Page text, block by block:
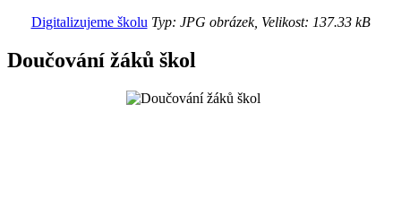
Digitalizujeme školu Typ: JPG obrázek, Velikost: 137.33 kB
Doučování žáků škol